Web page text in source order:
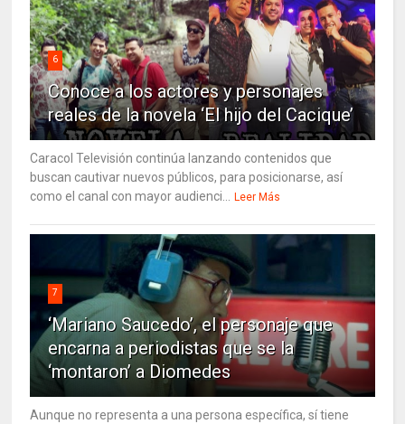
6
Conoce a los actores y personajes
reales de la novela ‘El hijo del Cacique’
Caracol Televisión continúa lanzando contenidos que
buscan cautivar nuevos públicos, para posicionarse, así
como el canal con mayor audienci...
Leer Más
7
‘Mariano Saucedo’, el personaje que
encarna a periodistas que se la
‘montaron’ a Diomedes
Aunque no representa a una persona específica, sí tiene